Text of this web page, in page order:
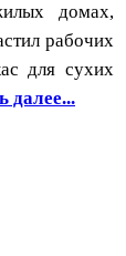
домах,
рабочих
для сухих
далее...